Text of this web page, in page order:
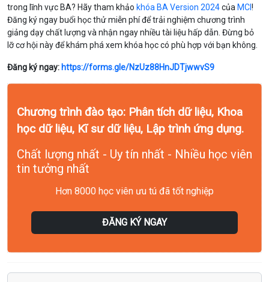
trong lĩnh vực BA? Hãy tham khảo khóa BA Version 2024của MCI!
Đăng ký ngay buổi học thử miễn phí để trải nghiệm chương trình
giảng dạy chất lượng và nhận ngay nhiều tài liệu hấp dẫn. Đừng bỏ
lỡ cơ hội này để khám phá xem khóa học có phù hợp với bạn không.
Đăng ký ngay: https://forms.gle/NzUz88HnJDTjwwvS9
Chương trình đào tạo: Phân tích dữ liệu, Khoa
học dữ liệu, Kĩ sư dữ liệu, Lập trình ứng dụng.
Chất lượng nhất - Uy tín nhất - Nhiều học viên
tin tưởng nhất
Hơn 8000 học viên ưu tú đã tốt nghiệp
ĐĂNG KÝ NGAY